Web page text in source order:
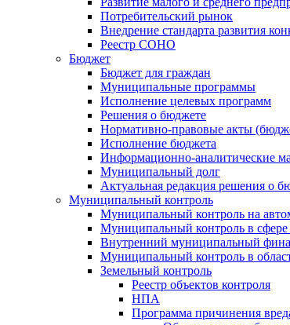
Потребительский рынок
Внедрение стандарта развития
Реестр СОНО
Бюджет
Бюджет для граждан
Муниципальные программы
Исполнение целевых программ
Решения о бюджете
Нормативно-правовые акты
Исполнение бюджета
Информационно-аналитические
Муниципальный долг
Актуальная редакция решения о
Муниципальный контроль
Муниципальный контроль на
Муниципальный контроль в сфере
Внутренний муниципальный
Муниципальный контроль в
Земельный контроль
Реестр объектов контроля
НПА
Программа причинения